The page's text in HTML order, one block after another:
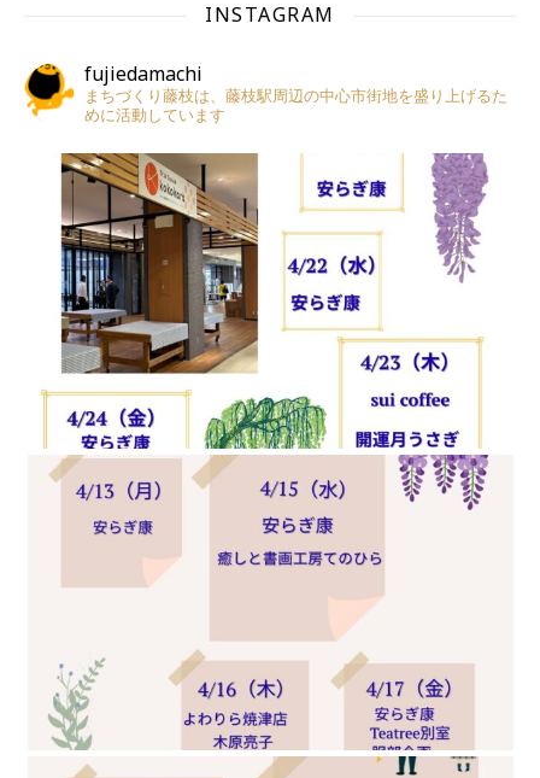
INSTAGRAM
fujiedamachi
まちづくり藤枝は、藤枝駅周辺の中心市街地を盛り上げるた
めに活動しています